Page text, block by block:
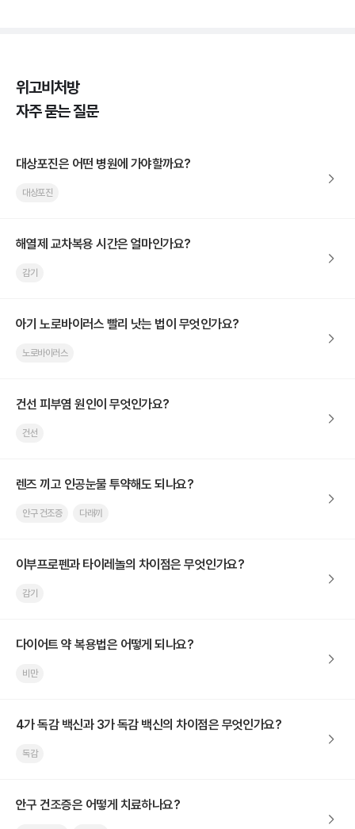
위고비처방
자주 묻는 질문
대상포진은 어떤 병원에 가야할까요?
대상포진
해열제 교차복용 시간은 얼마인가요?
감기
아기 노로바이러스 빨리 낫는 법이 무엇인가요?
노로바이러스
건선 피부염 원인이 무엇인가요?
건선
렌즈 끼고 인공눈물 투약해도 되나요?
안구 건조증 다래끼
이부프로펜과 타이레놀의 차이점은 무엇인가요?
감기
다이어트 약 복용법은 어떻게 되나요?
비만
4가 독감 백신과 3가 독감 백신의 차이점은 무엇인가요?
독감
안구 건조증은 어떻게 치료하나요?